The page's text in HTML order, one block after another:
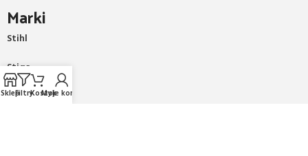
Marki
Stihl
Stiga
AL-KO
SklepFiltryKoszyk
Moje konto